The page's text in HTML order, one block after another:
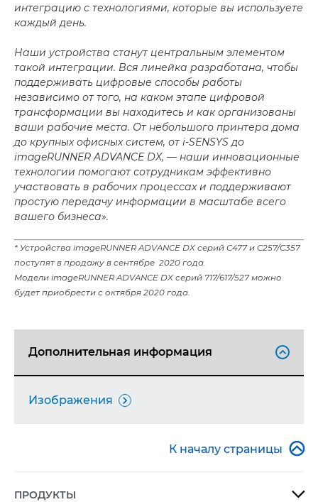
интеграцию с технологиями, которые вы используете
каждый день.
Наши устройства станут центральным элементом
такой интеграции. Вся линейка разработана, чтобы
поддерживать цифровые способы работы
независимо от того, на каком этапе цифровой
трансформации вы находитесь и как организованы
ваши рабочие места. От небольшого принтера дома
до крупных офисных систем, от i-SENSYS до
imageRUNNER ADVANCE DX, — наши инновационные
технологии помогают сотрудникам эффективно
участвовать в рабочих процессах и поддерживают
простую передачу информации в масштабе всего
вашего бизнеса».
* Устройства imageRUNNER ADVANCE DX серий C477 и C257/C357
поступят в продажу в сентябре 2020 года.
Модели imageRUNNER ADVANCE DX серий 717/617/527 можно
будет приобрести с октября 2020 года.
Дополнительная информация 
Изображения 
К началу страницы 
ПРОДУКТЫ 